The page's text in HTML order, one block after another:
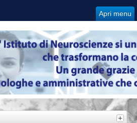
Apri menu